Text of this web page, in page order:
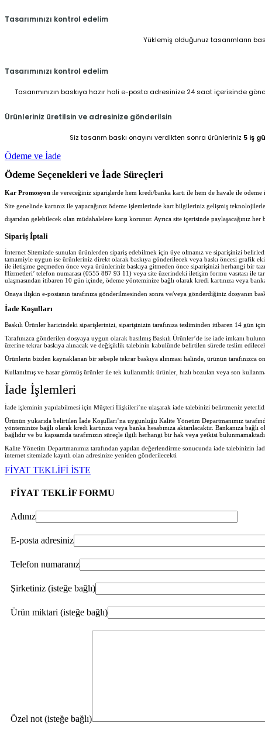
Tasarımınızı kontrol edelim
Yüklemiş olduğunuz tasarımların
Tasarımınızı kontrol edelim
Tasarımınızın baskıya hazır hali e-posta adresinize 24 saat içerisinde
Ürünleriniz üretilsin ve adresinize gönderilsin
Siz tasarım baskı onayını verdikten sonra ürünleriniz 5 iş
Ödeme ve İade
Ödeme Seçenekleri ve İade Süreçleri
Kar Promosyon ile vereceğiniz siparişlerde hem kredi/banka kartı ile hem de havale ile
Site genelinde kartınız ile yapacağınız ödeme işlemlerinde kart bilgileriniz gelişmiş
dışarıdan gelebilecek olan müdahalelere karşı korunur. Ayrıca site içerisinde paylaşacağınız
Sipariş İptali
İnternet Sitemizde sunulan ürünlerden sipariş edebilmek için üye olmanız ve siparişinizi
tamamiyle uygun ise ürünleriniz direkt olarak baskıya gönderilecek veya baskı öncesi grafik
ile iletişime geçmeden önce veya ürünleriniz baskıya gitmeden önce siparişinizi herhangi bir
Hizmetleri’ telefon numarası (0555 887 93 11) veya site üzerindeki iletişim formu vasıtası ile
ulaşmasından itibaren 10 gün içinde, ödeme yönteminize bağlı olarak kredi kartınıza veya banka
Onaya ilişkin e-postanın tarafınıza gönderilmesinden sonra ve/veya gönderdiğiniz dosyanın
İade Koşulları
Baskılı Ürünler haricindeki siparişlerinizi, siparişinizin tarafınıza tesliminden itibaren 14 gün
Tarafınızca gönderilen dosyaya uygun olarak basılmış Baskılı Ürünler’de ise iade imkanı
üzerine tekrar baskıya alınacak ve değişiklik talebinin kabulünde belirtilen sürede teslim
Ürünlerin bizden kaynaklanan bir sebeple tekrar baskıya alınması halinde, ürünün tarafınızca
Kullanılmış ve hasar görmüş ürünler ile tek kullanımlık ürünler, hızlı bozulan veya son
İade İşlemleri
İade işleminin yapılabilmesi için Müşteri İlişkileri’ne ulaşarak iade talebinizi belirtmeniz
Ürünün yukarıda belirtilen İade Koşulları’na uygunluğu Kalite Yönetim Departmanımız
yönteminize bağlı olarak kredi kartınıza veya banka hesabınıza aktarılacaktır. Bankanıza
bağlıdır ve bu kapsamda tarafımızın süreçle ilgili herhangi bir hak veya yetkisi
Kalite Yönetim Departmanımız tarafından yapılan değerlendirme sonucunda iade talebinizin
internet sitemizde kayıtlı olan adresinize yeniden gönderilecekti
FİYAT TEKLİFİ İSTE
FİYAT TEKLİF FORMU
Adınız
E-posta adresiniz
Telefon numaranız
Şirketiniz (isteğe bağlı)
Ürün miktari (isteğe bağlı)
Özel not (isteğe bağlı)